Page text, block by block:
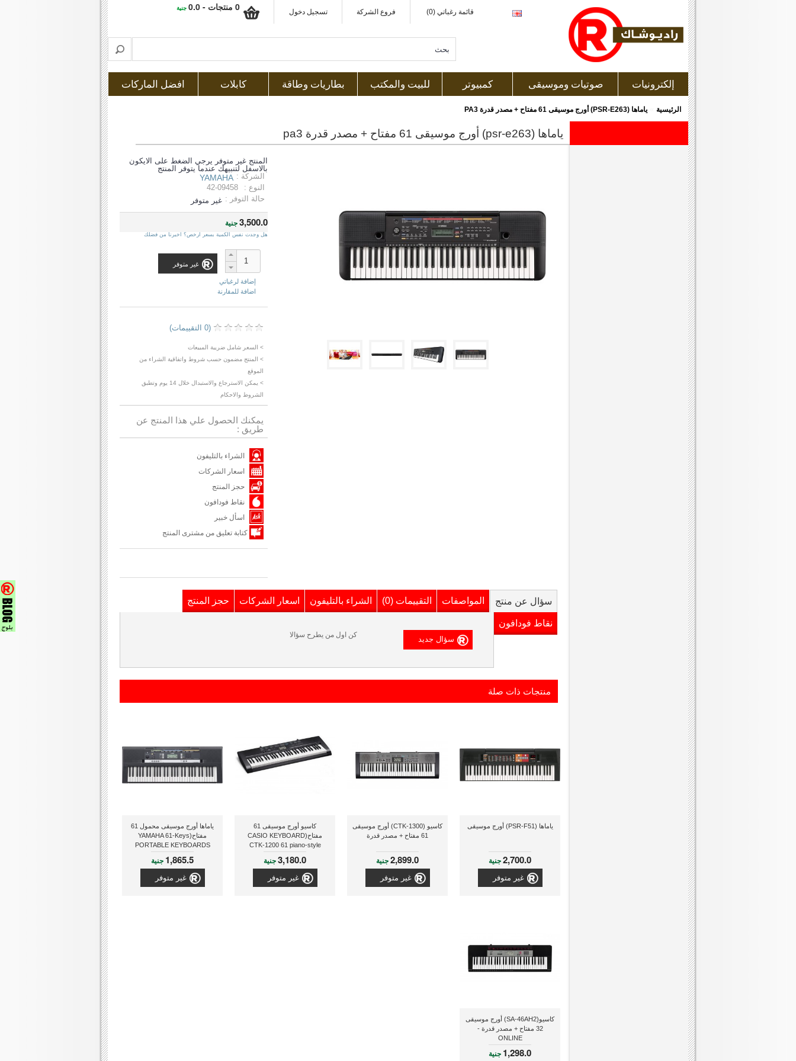
قائمة رغباتي (0) فروع الشركة تسجيل دخول 0 منتجات - 0.0 جنية
إلكترونيات صوتيات وموسيقى كمبيوتر للبيت والمكتب بطاريات وطاقة كابلات افضل الماركات
الرئيسية ياماها (PSR-E263) أورج موسيقى 61 مفتاح + مصدر قدرة PA3
ياماها (psr-e263) أورج موسيقى 61 مفتاح + مصدر قدرة pa3
المنتج غير متوفر يرجي الضغط على الايكون
بالاسفل لتنبيهك عندما يتوفر المنتج
الشركة : YAMAHA
النوع :
42-09458
حالة التوفر : غير متوفر
3,500.0جنية
هل وجدت نفس الكمية بسعر ارخص؟ اخبرنا من فضلك
غير متوفر
إضافة لرغباتي
اضافة للمقارنة
(0 التقييمات)
> السعر شامل ضريبة المبيعات
> المنتج مضمون حسب شروط واتفاقية الشراء من
الموقع
> يمكن الاسترجاع والاستبدال خلال 14 يوم وتطبق
الشروط والاحكام
يمكنك الحصول علي هذا المنتج عن
طريق :
الشراء بالتليفون
اسعار الشركات
حجز المنتج
نقاط فودافون
اسأل خبير
كتابة تعليق من مشترى المنتج
سؤال عن منتج المواصفات التقييمات (0) الشراء بالتليفون اسعار الشركات حجز المنتج
نقاط فودافون
كن اول من يطرح سؤالا
منتجات ذات صلة
ياماها (PSR-F51) أورج موسيقى
2,700.0جنية
غير متوفر
كاسيو (CTK-1300) أورج موسيقى
61 مفتاح + مصدر قدرة
2,899.0جنية
غير متوفر
كاسيو أورج موسيقى 61
مفتاح(CASIO KEYBOARD
CTK-1200 61 piano-style
keys+ADPTOR)
3,180.0جنية
غير متوفر
ياماها أورج موسيقى محمول 61
مفتاح(YAMAHA 61-Keys
PORTABLE KEYBOARDS
PSRE243+ADAPTOR)
1,865.5 جنية
غير متوفر
كاسيو(SA-46AH2) أورج موسيقى
32 مفتاح + مصدر قدرة -
ONLINE
1,298.0 جنية